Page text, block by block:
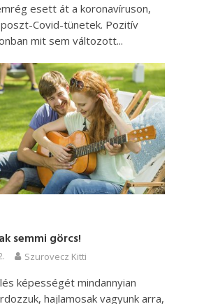
esett át a koronavíruson,
Covid-tünetek. Pozitív
mit sem változott...
semmi görcs!
Szurovecz Kitti
képességét mindannyian
hajlamosak vagyunk arra,